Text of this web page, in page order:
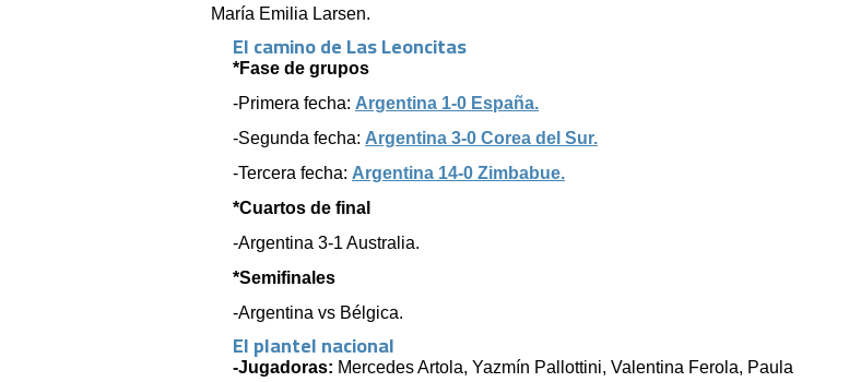
María Emilia Larsen.
El camino de Las Leoncitas
*Fase de grupos
-Primera fecha: Argentina 1-0 España.
-Segunda fecha: Argentina 3-0 Corea del Sur.
-Tercera fecha: Argentina 14-0 Zimbabue.
*Cuartos de final
-Argentina 3-1 Australia.
*Semifinales
-Argentina vs Bélgica.
El plantel nacional
-Jugadoras: Mercedes Artola, Yazmín Pallottini, Valentina Ferola, Paula